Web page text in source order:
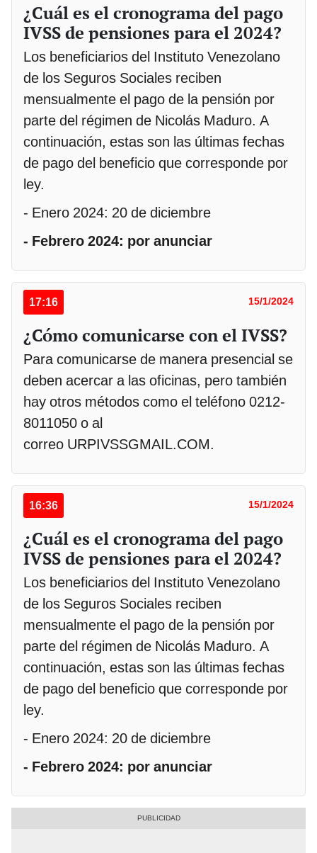
¿Cuál es el cronograma del pago
IVSS de pensiones para el 2024?
Los beneficiarios del Instituto Venezolano
de los Seguros Sociales reciben
mensualmente el pago de la pensión por
parte del régimen de Nicolás Maduro. A
continuación, estas son las últimas fechas
de pago del beneficio que corresponde por
ley.
- Enero 2024: 20 de diciembre
- Febrero 2024: por anunciar
17:16 15/1/2024
¿Cómo comunicarse con el IVSS?
Para comunicarse de manera presencial se
deben acercar a las oficinas, pero también
hay otros métodos como el teléfono 0212-
8011050 o al
correo URPIVSSGMAIL.COM.
16:36 15/1/2024
¿Cuál es el cronograma del pago
IVSS de pensiones para el 2024?
Los beneficiarios del Instituto Venezolano
de los Seguros Sociales reciben
mensualmente el pago de la pensión por
parte del régimen de Nicolás Maduro. A
continuación, estas son las últimas fechas
de pago del beneficio que corresponde por
ley.
- Enero 2024: 20 de diciembre
- Febrero 2024: por anunciar